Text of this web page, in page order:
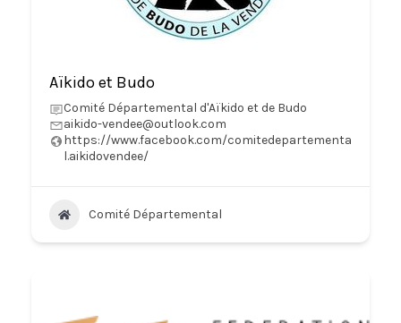
Aïkido et Budo
Comité Départemental d'Aïkido et de Budo
aikido-vendee@outlook.com
https://www.facebook.com/comitedepartementa
l.aikidovendee/
Comité Départemental